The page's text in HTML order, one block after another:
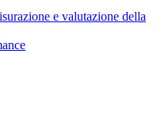
e valutazione della